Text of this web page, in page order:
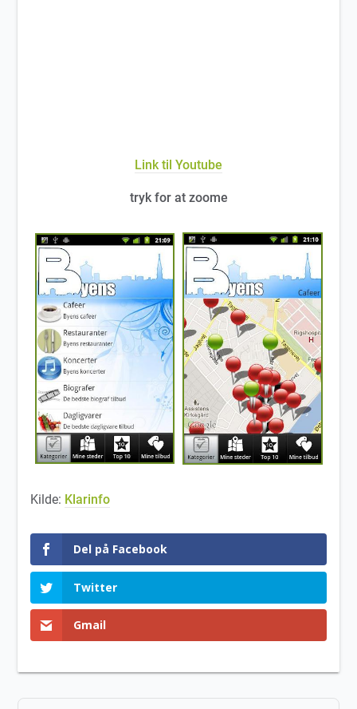
Link til Youtube
tryk for at zoome
Kilde: Klarinfo
Del på Facebook
Twitter
Gmail